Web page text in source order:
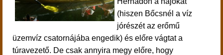
(hiszen Bőcsnél a víz
jórészét az erőmű
üzemvíz csatornájába engedik) és előre vágtat a
túravezető. De csak annyira megy előre, hogy